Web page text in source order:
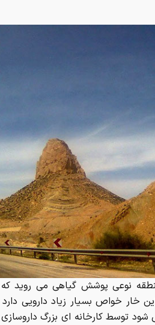
نوعی پوشش گیاهی می روید
خار خواص بسیار زیاد دارویی
توسط کارخانه ای بزرگ